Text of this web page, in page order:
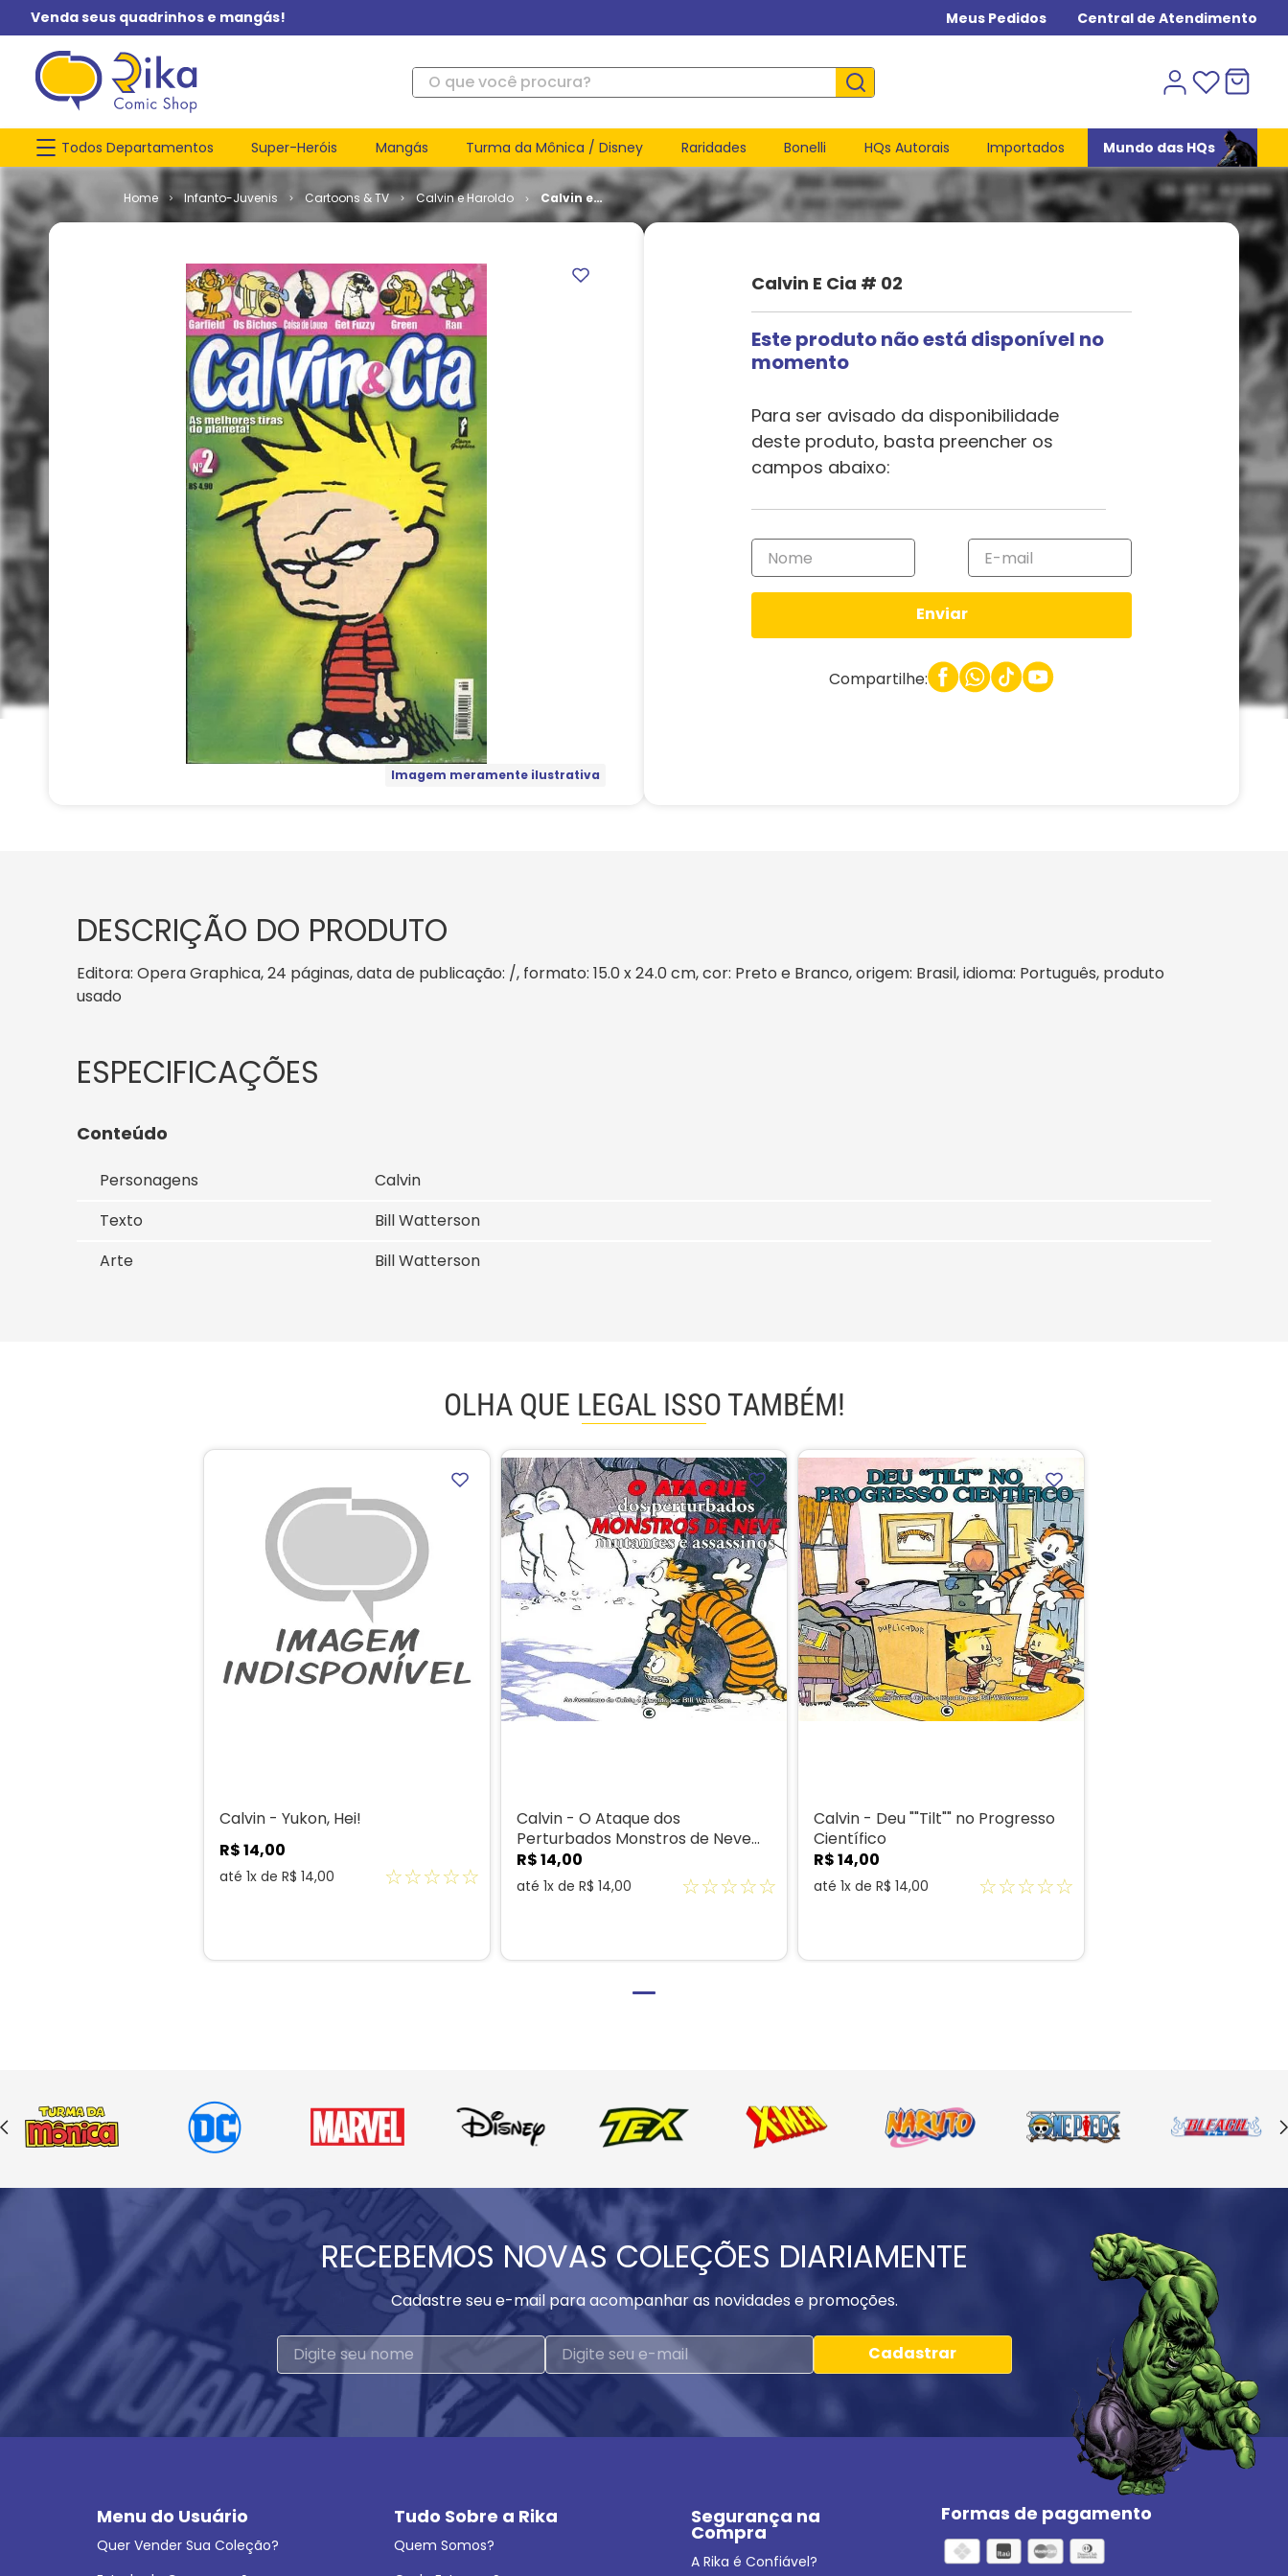
Venda seus quadrinhos e mangás! Meus Pedidos Central de Atendimento
O que você procura?
Todos Departamentos Super-Heróis Mangás Turma da Mônica / Disney Raridades Bonelli HQs Autorais Importados Mundo das HQs
Infanto-Juvenis Cartoons & TV Calvin e Haroldo
Calvin e
Cia # 02
Imagem meramente ilustrativa
Calvin E Cia # 02
Este produto não está disponível no
momento
Para ser avisado da disponibilidade
deste produto, basta preencher os
campos abaixo:
Enviar
Compartilhe:
DESCRIÇÃO DO PRODUTO
Editora: Opera Graphica, 24 páginas, data de publicação: /, formato: 15.0 x 24.0 cm, cor: Preto e Branco, origem: Brasil, idioma: Português, produto
usado
Conteúdo
Personagens
Calvin
Texto
Bill Watterson
Arte
Bill Watterson
OLHA QUE LEGAL ISSO TAMBÉM!
Calvin - Yukon, Hei!
R$14,00
até 1x de R$ 14,00 ☆☆☆☆☆
Calvin - O Ataque dos
Perturbados Monstros de Neve
Mutantes e Assassinos
R$14,00
até 1x de R$ 14,00 ☆☆☆☆☆
Calvin - Deu ""Tilt"" no Progresso
Científico
R$14,00
até 1x de R$ 14,00 ☆☆☆☆☆
RECEBEMOS NOVAS COLEÇÕES DIARIAMENTE
Cadastre seu e-mail para acompanhar as novidades e promoções.
Cadastrar
Menu do Usuário
Quer Vender Sua Coleção?
Tudo Sobre a Rika
Quem Somos?
Segurança na
Compra
A Rika é Confiável?
Formas de pagamento